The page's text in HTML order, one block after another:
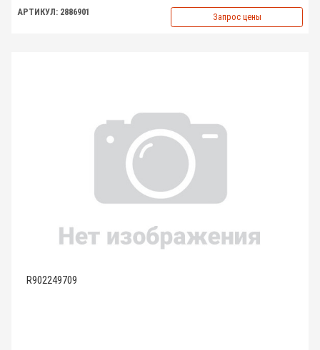
АРТИКУЛ: 2886901 Запрос цены
R902249709